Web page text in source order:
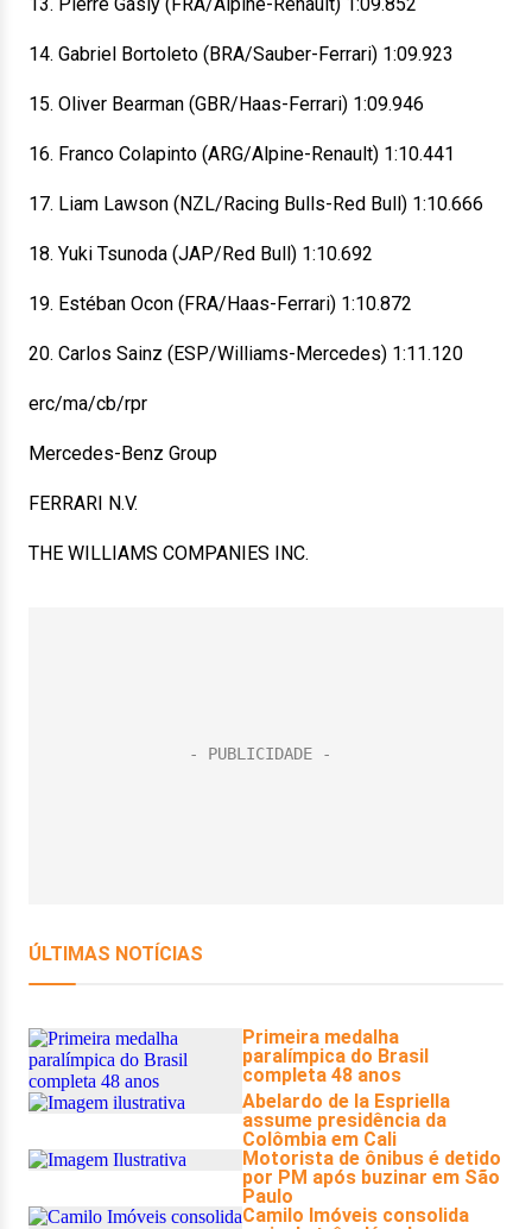
14. Gabriel Bortoleto (BRA/Sauber-Ferrari) 1:09.923
15. Oliver Bearman (GBR/Haas-Ferrari) 1:09.946
16. Franco Colapinto (ARG/Alpine-Renault) 1:10.441
17. Liam Lawson (NZL/Racing Bulls-Red Bull) 1:10.666
18. Yuki Tsunoda (JAP/Red Bull) 1:10.692
19. Estéban Ocon (FRA/Haas-Ferrari) 1:10.872
20. Carlos Sainz (ESP/Williams-Mercedes) 1:11.120
erc/ma/cb/rpr
Mercedes-Benz Group
FERRARI N.V.
THE WILLIAMS COMPANIES INC.